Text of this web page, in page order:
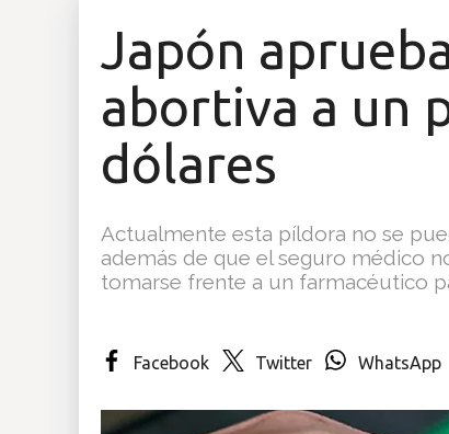
Japón
abortiva a un
dólares
Actualmente esta píldora no se
además de que el seguro médico
tomarse frente a un farmacéutico
Facebook Twitter WhatsApp